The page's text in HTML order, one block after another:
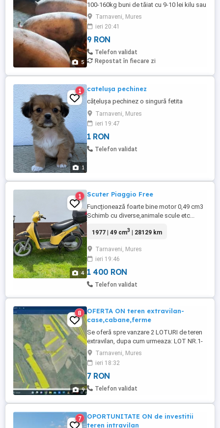
5
100-160kg buni de tăiat cu 9-10 lei kilu sau
negociabil la ochii la înțelegere. Asigur
transport in zonă
Tarnaveni, Mures
ieri 20:41
9 RON
Telefon validat
Repostat în fiecare zi
1
1 cateluşa pechinez
cățelușa pechinez o singură fetita
Tarnaveni, Mures
ieri 19:47
1 RON
Telefon validat
4
1 Scuter Piaggio Free
Funcționează foarte bine motor 0,49 cm3
Schimb cu diverse,animale scule etc...
1977 | 49 cm3 | 28129 km
Tarnaveni, Mures
ieri 19:46
1 400 RON
Telefon validat
9
8
OFERTA ON teren extravilan-
case,cabane,ferme
Se oferă spre vanzare 2 LOTURI de teren
extravilan, dupa cum urmeaza: LOT NR.1-
compus din 4 parcele, situate pe raza
municipiului Tarnăveni, cartier Cuștelnic,
jud.Mures, dintre care una in proximitatea
raului Tarnava Mica, avand suprafețele,
orientarea si locatiile, respectiv: - parcela
Tarnaveni, Mures
ieri 18:32
7 RON
Telefon validat
7
OPORTUNITATE ON de investitii
teren intravilan